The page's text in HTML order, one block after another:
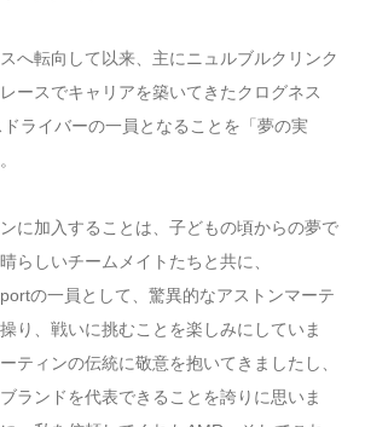
へ転向して以来、主にニュルブルクリンク
ースでキャリアを築いてきたクログネス
ライバーの一員となることを「夢の実
ンに加入することは、子どもの頃からの夢で
らしいチームメイトたちと共に、
の一員として、驚異的なアストンマーテ
り、戦いに挑むことを楽しみにしていま
ティンの伝統に敬意を抱いてきましたし、
ランドを代表できることを誇りに思いま